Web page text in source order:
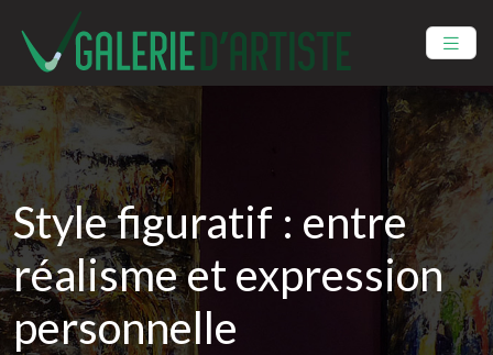
Style figuratif : entre
réalisme et expression
personnelle